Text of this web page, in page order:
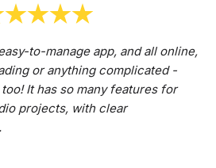
to-manage app, and all online,
or anything complicated -
It has so many features for
projects, with clear